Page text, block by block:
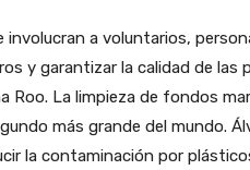
involucran a voluntarios,
y garantizar la calidad de las
Roo. La limpieza de fondos
más grande del mundo.
la contaminación por